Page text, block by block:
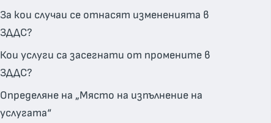
За кои случаи се отнасят измененията в
ЗДДС?
Кои услуги са засегнати от промените в
ЗДДС?
Определяне на „Място на изпълнение на
услугата“